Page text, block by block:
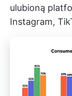
ulubioną
Instagram,